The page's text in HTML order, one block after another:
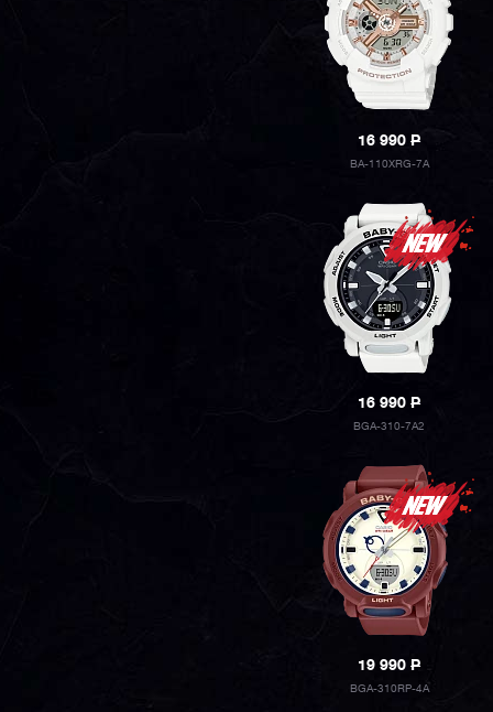
16 990P
BA-110XRG-7A
16 990P
BGA-310-7A2
19 990P
BGA-310RP-4A